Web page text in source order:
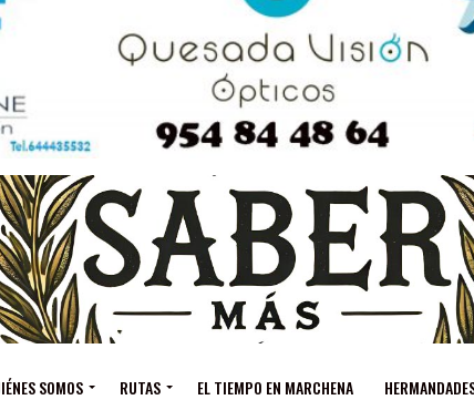
SOMOS RUTAS EL TIEMPO EN MARCHENA